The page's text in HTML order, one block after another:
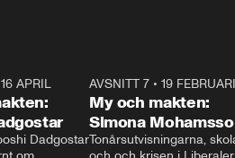
16 APRIL
Dadgostar
AVSNITT 7• 19 FEBRUARI
My och makten:
Simona
Tonårsutvisningarna,